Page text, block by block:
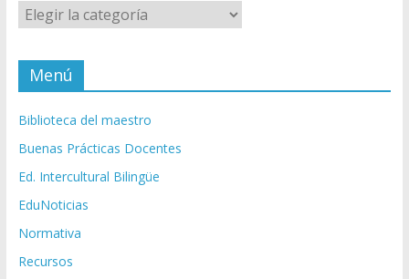
Categorías
Menú
Biblioteca del maestro
Buenas Prácticas Docentes
Ed. Intercultural Bilingüe
EduNoticias
Normativa
Recursos